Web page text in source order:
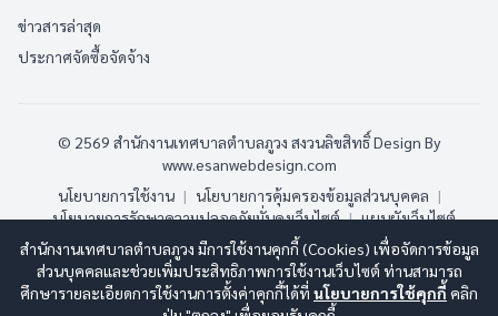
ข่าวสารล่าสุด
ประกาศจัดซื้อจัดจ้าง
© 2569 สำนักงานเทศบาลตำบลภูวง สงวนลิขสิทธิ์Design By
www.esanwebdesign.com
นโยบายการใช้งาน | นโยบายการคุ้มครองข้อมูลส่วนบุคคล |
นโยบายการรักษาความปลอดภัยมั่นคงเว็บไซต์ | แผนผังเว็บไซต์
ออนไลน์:9 ทั้งหมด:187 (ดูสถิติทั้งหมด)
สำนักงานเทศบาลตำบลภูวง มีการใช้งานคุกกี้ (Cookies) เพื่อจัดการข้อมูล
ส่วนบุคคลและช่วยเพิ่มประสิทธิภาพการใช้งานเว็บไซต์ ท่านสามารถ
ศึกษารายละเอียดการใช้งานการตั้งค่าคุกกี้ได้ที่ นโยบายการใช้คุกกี้ คลิก